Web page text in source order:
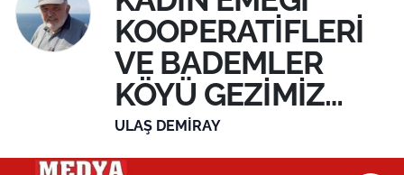
KOOPERATİFLERİ
VE BADEMLER
KÖYÜ GEZİMİZ…
ULAŞ DEMİRAY
ASAYİŞ
SİYASET
GÜNDEM